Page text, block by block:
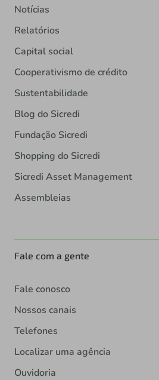
Notícias
Relatórios
Capital social
Cooperativismo de crédito
Sustentabilidade
Blog do Sicredi
Fundação Sicredi
Shopping do Sicredi
Sicredi Asset Management
Assembleias
Fale com a gente
Fale conosco
Nossos canais
Telefones
Localizar uma agência
Ouvidoria